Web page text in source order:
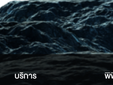
บริการ พิ